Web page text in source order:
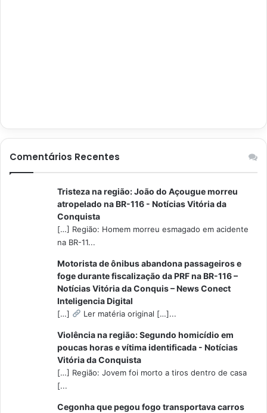
Comentários Recentes
Tristeza na região: João do Açougue morreu
atropelado na BR-116 - Notícias Vitória da
Conquista
[…] Região: Homem morreu esmagado em acidente
na BR-11...
Motorista de ônibus abandona passageiros e
foge durante fiscalização da PRF na BR-116 –
Notícias Vitória da Conquis – News Conect
Inteligencia Digital
[…] Ler matéria original […]...
Violência na região: Segundo homicídio em
poucas horas e vítima identificada - Notícias
Vitória da Conquista
[…] Região: Jovem foi morto a tiros dentro de casa
[...
Cegonha que pegou fogo transportava carros